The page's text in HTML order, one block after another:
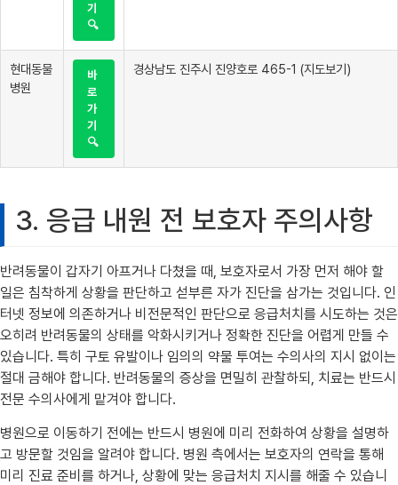
기
🔍
현대동물
병원
바
로
가
기
🔍
경상남도 진주시 진양호로 465-1 (지도보기)
3. 응급 내원 전 보호자 주의사항
반려동물이 갑자기 아프거나 다쳤을 때, 보호자로서 가장 먼저 해야 할
일은 침착하게 상황을 판단하고 섣부른 자가 진단을 삼가는 것입니다. 인
터넷 정보에 의존하거나 비전문적인 판단으로 응급처치를 시도하는 것은
오히려 반려동물의 상태를 악화시키거나 정확한 진단을 어렵게 만들 수
있습니다. 특히 구토 유발이나 임의의 약물 투여는 수의사의 지시 없이는
절대 금해야 합니다. 반려동물의 증상을 면밀히 관찰하되, 치료는 반드시
전문 수의사에게 맡겨야 합니다.
병원으로 이동하기 전에는 반드시 병원에 미리 전화하여 상황을 설명하
고 방문할 것임을 알려야 합니다. 병원 측에서는 보호자의 연락을 통해
미리 진료 준비를 하거나, 상황에 맞는 응급처치 지시를 해줄 수 있습니